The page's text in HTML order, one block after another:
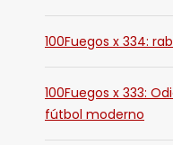
100Fuegos x 334:
100Fuegos x 333:
fútbol moderno